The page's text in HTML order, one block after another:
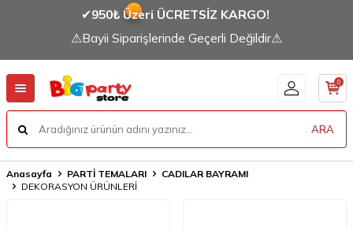
✔950₺ Üzeri ÜCRETSİZ KARGO!
⚠Bayii Siparişlerinde Geçerli Değildir⚠
ARA
0
Anasayfa PARTİ TEMALARI
CADILAR BAYRAMI
DEKORASYON ÜRÜNLERİ